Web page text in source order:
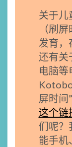
关于儿
（刷
发育，
还有关
电脑等
屏时间
这个链
们呢？
能手机